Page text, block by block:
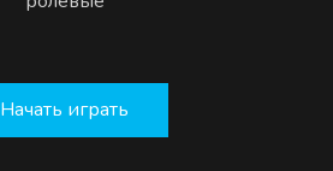
Начать играть